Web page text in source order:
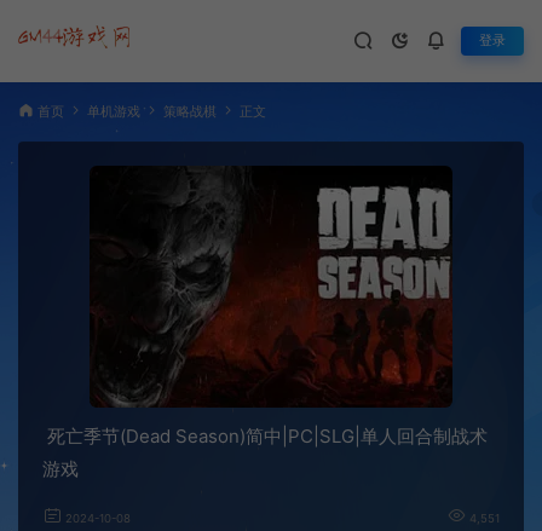
登录
首页 单机游戏 策略战棋 正文
死亡季节(Dead Season)简中|PC|SLG|单人回合制战术
游戏
2024-10-08 4,551